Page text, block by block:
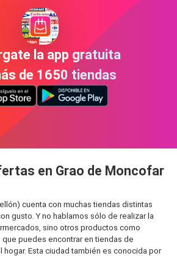
la app gratuita
de 1650 tiendas
en Grao de Moncofar
cuenta con muchas tiendas distintas
gusto. Y no hablamos sólo de realizar la
sino otros productos como
puedes encontrar en tiendas de
hogar. Esta ciudad también es conocida por